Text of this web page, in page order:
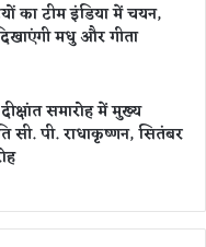
का टीम इंडिया में चयन,
मधु और गीता
समारोह में मुख्य
सी. पी. राधाकृष्णन, सितंबर